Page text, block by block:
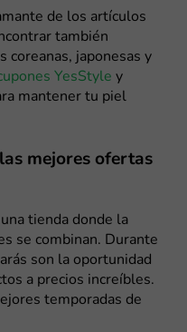
de los artículos
también
coreanas, japonesas y
YesStyle y
mantener tu piel
mejores ofertas
tienda donde la
se combinan. Durante
son la oportunidad
a precios increíbles.
temporadas de